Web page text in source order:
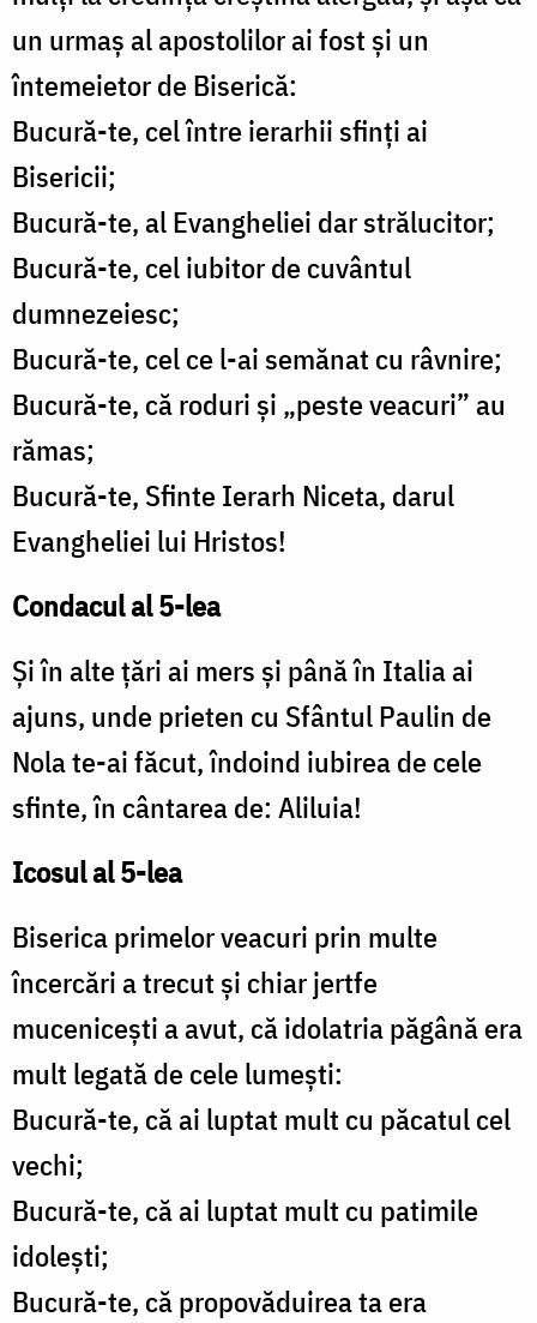
un urmaş al apostolilor ai fost şi un
întemeietor de Biserică:
Bucură-te, cel între ierarhii sfinţi ai
Bisericii;
Bucură-te, al Evangheliei dar strălucitor;
Bucură-te, cel iubitor de cuvântul
dumnezeiesc;
Bucură-te, cel ce l-ai semănat cu râvnire;
Bucură-te, că roduri şi „peste veacuri” au
rămas;
Bucură-te, Sfinte Ierarh Niceta, darul
Evangheliei lui Hristos!
Condacul al 5-lea
Şi în alte ţări ai mers şi până în Italia ai
ajuns, unde prieten cu Sfântul Paulin de
Nola te-ai făcut, îndoind iubirea de cele
sfinte, în cântarea de: Aliluia!
Icosul al 5-lea
Biserica primelor veacuri prin multe
încercări a trecut şi chiar jertfe
muceniceşti a avut, că idolatria păgână era
mult legată de cele lumeşti:
Bucură-te, că ai luptat mult cu păcatul cel
vechi;
Bucură-te, că ai luptat mult cu patimile
idoleşti;
Bucură-te, că propovăduirea ta era